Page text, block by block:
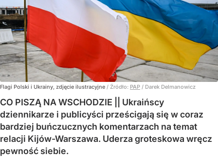
Flagi Polski i Ukrainy, zdjęcie ilustracyjne / Źródło: PAP / Darek Delmanowicz
CO PISZĄ NA WSCHODZIE || Ukraińscy
dziennikarze i publicyści prześcigają się w coraz
bardziej buńczucznych komentarzach na temat
relacji Kijów-Warszawa. Uderza groteskowa wręcz
pewność siebie.